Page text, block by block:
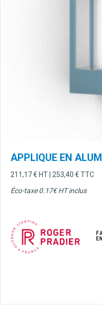
APPLIQUE EN
211,17€ HT | 253,40 € TTC
Éco-taxe 0.17€ HT inclus